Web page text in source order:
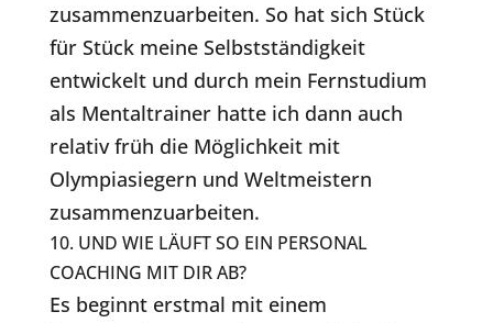
zusammenzuarbeiten. So hat sich Stück
für Stück meine Selbstständigkeit
entwickelt und durch mein Fernstudium
als Mentaltrainer hatte ich dann auch
relativ früh die Möglichkeit mit
Olympiasiegern und Weltmeistern
zusammenzuarbeiten.
10. UND WIE LÄUFT SO EIN PERSONAL
COACHING MIT DIR AB?
Es beginnt erstmal mit einem